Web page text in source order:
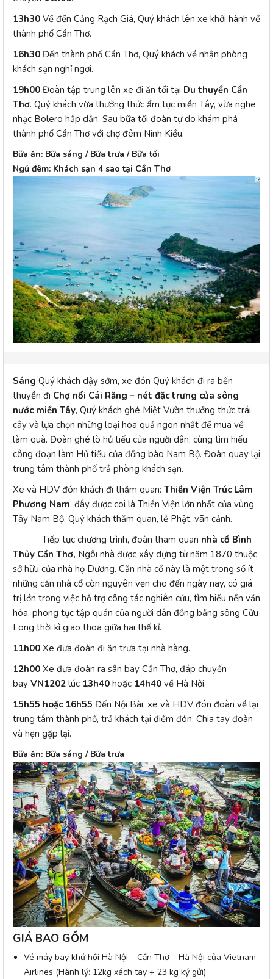
13h30 Về đến Cảng Rạch Giá, Quý khách lên xe khởi hành về
thành phố Cần Thơ.
16h30 Đến thành phố Cần Thơ, Quý khách về nhận phòng
khách sạn nghỉ ngơi.
19h00 Đoàn tập trung lên xe đi ăn tối tại Du thuyền Cần
Thơ. Quý khách vừa thưởng thức ẩm tực miền Tây, vừa nghe
nhạc Bolero hấp dẫn. Sau bữa tối đoàn tự do khám phá
thành phố Cần Thơ với chợ đêm Ninh Kiều.
Bữa ăn: Bữa sáng / Bữa trưa / Bữa tối
Ngủ đêm: Khách sạn 4 sao tại Cần Thơ
Sáng Quý khách dậy sớm, xe đón Quý khách đi ra bến
thuyền đi Chợ nổi Cái Răng – nét đặc trưng của sông
nước miền Tây, Quý khách ghé Miệt Vườn thưởng thức trái
cây và lựa chọn những loại hoa quả ngon nhất để mua về
làm quà. Đoàn ghé lò hủ tiếu của người dân, cùng tìm hiểu
công đoạn làm Hủ tiếu của đồng bào Nam Bộ. Đoàn quay lại
trung tâm thành phố trả phòng khách sạn.
Xe và HDV đón khách đi thăm quan: Thiền Viện Trúc Lâm
Phương Nam, đây được coi là Thiền Viện lớn nhất của vùng
Tây Nam Bộ. Quý khách thăm quan, lễ Phật, vãn cảnh.
Tiếp tục chương trình, đoàn tham quan nhà cổ Bình
Thủy Cần Thơ, Ngôi nhà được xây dựng từ năm 1870 thuộc
sở hữu của nhà họ Dương. Căn nhà cổ này là một trong số ít
những căn nhà cổ còn nguyên vẹn cho đến ngày nay, có giá
trị lớn trong việc hỗ trợ công tác nghiên cứu, tìm hiểu nền văn
hóa, phong tục tập quán của người dân đồng bằng sông Cửu
Long thời kì giao thoa giữa hai thế kỉ.
11h00 Xe đưa đoàn đi ăn trưa tại nhà hàng.
12h00 Xe đưa đoàn ra sân bay Cần Thơ, đáp chuyến
bay VN1202 lúc 13h40 hoặc 14h40 về Hà Nội.
15h55 hoặc 16h55 Đến Nội Bài, xe và HDV đón đoàn về lại
trung tâm thành phố, trả khách tại điểm đón. Chia tay đoàn
và hẹn gặp lại.
Bữa ăn: Bữa sáng / Bữa trưa
GIÁ BAO GỒM
Vé máy bay khứ hồi Hà Nội – Cần Thơ – Hà Nội của Vietnam
Airlines (Hành lý: 12kg xách tay + 23 kg ký gửi)